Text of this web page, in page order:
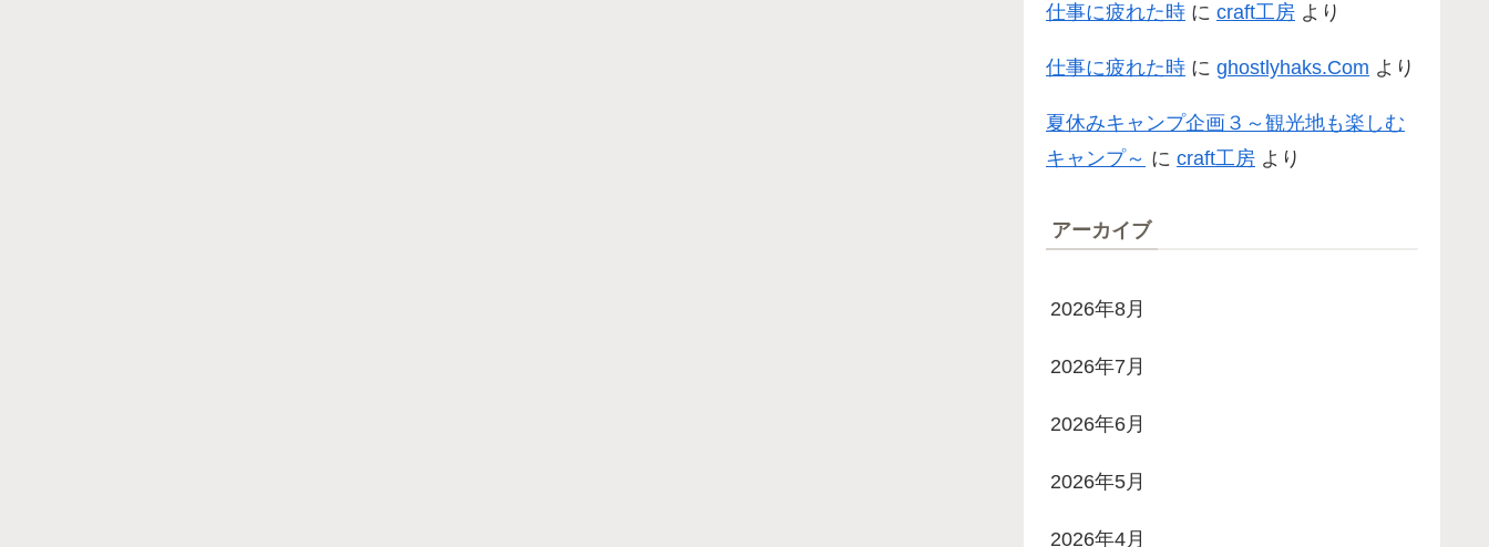
仕事に疲れた時 に craft工房 より
仕事に疲れた時 に ghostlyhaks.Com より
夏休みキャンプ企画３～観光地も楽しむ
キャンプ～ に craft工房 より
アーカイブ
2026年8月
2026年7月
2026年6月
2026年5月
2026年4月